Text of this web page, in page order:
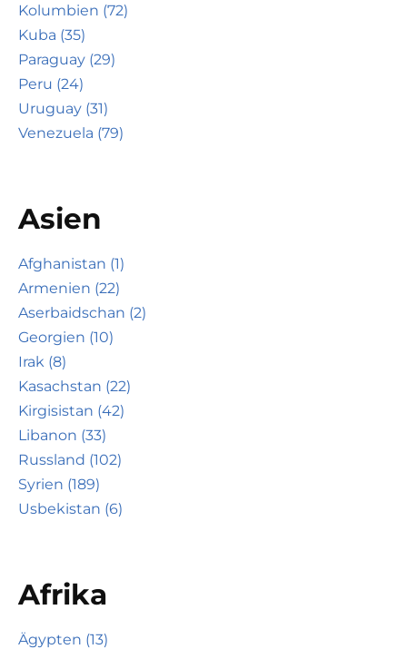
Kolumbien (72)
Kuba (35)
Paraguay (29)
Peru (24)
Uruguay (31)
Venezuela (79)
Asien
Afghanistan (1)
Armenien (22)
Aserbaidschan (2)
Georgien (10)
Irak (8)
Kasachstan (22)
Kirgisistan (42)
Libanon (33)
Russland (102)
Syrien (189)
Usbekistan (6)
Afrika
Ägypten (13)